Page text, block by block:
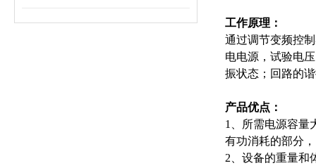
工作原理：
通过调节变频控
电电源，试验电
振状态；回路的
产品优点：
1、所需电源容量
有功消耗的部分
2、设备的重量和